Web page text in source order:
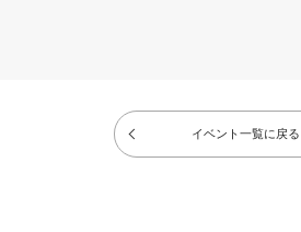
イベント一覧に戻る